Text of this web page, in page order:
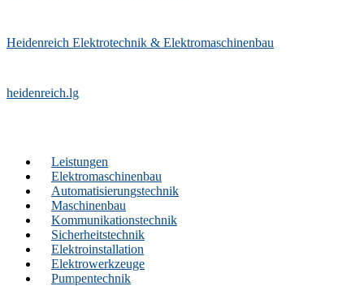
Heidenreich Elektrotechnik & Elektromaschinenbau
heidenreich.lg
Leistungen
Elektromaschinenbau
Automatisierungstechnik
Maschinenbau
Kommunikationstechnik
Sicherheitstechnik
Elektroinstallation
Elektrowerkzeuge
Pumpentechnik